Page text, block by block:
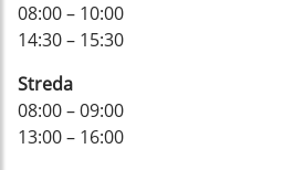
08:00 – 10:00
14:30 – 15:30
Streda
08:00 – 09:00
13:00 – 16:00